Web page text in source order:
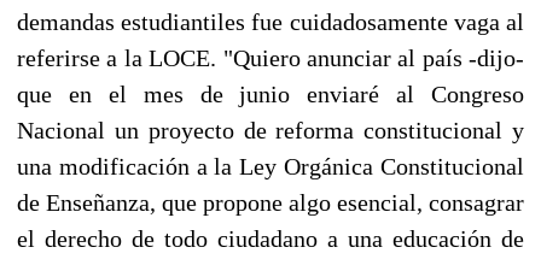
demandas estudiantiles fue cuidadosamente vaga al
referirse a la LOCE. "Quiero anunciar al país -dijo-
que en el mes de junio enviaré al Congreso
Nacional un proyecto de reforma constitucional y
una modificación a la Ley Orgánica Constitucional
de Enseñanza, que propone algo esencial, consagrar
el derecho de todo ciudadano a una educación de